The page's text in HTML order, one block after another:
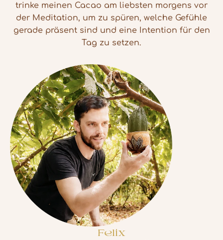
trinke meinen Cacao am liebsten morgens vor
der Meditation, um zu spüren, welche Gefühle
gerade präsent sind und eine Intention für den
Tag zu setzen.
Felix